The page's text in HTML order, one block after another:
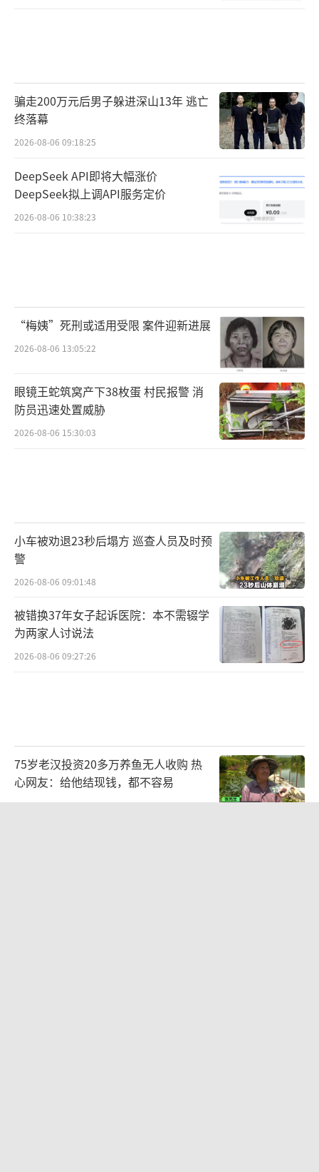
骗走200万元后男子躲进深山13年 逃亡
终落幕
2026-08-06 09:18:25
DeepSeek API即将大幅涨价
DeepSeek拟上调API服务定价
2026-08-06 10:38:23
“梅姨”死刑或适用受限 案件迎新进展
2026-08-06 13:05:22
眼镜王蛇筑窝产下38枚蛋 村民报警 消
防员迅速处置威胁
2026-08-06 15:30:03
小车被劝退23秒后塌方 巡查人员及时预
警
2026-08-06 09:01:48
被错换37年女子起诉医院：本不需辍学
为两家人讨说法
2026-08-06 09:27:26
75岁老汉投资20多万养鱼无人收购 热
心网友：给他结现钱，都不容易
2026-08-06 16:44:32